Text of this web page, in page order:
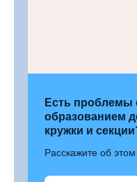
Есть проблемы
образованием
кружки и
Расскажите об этом